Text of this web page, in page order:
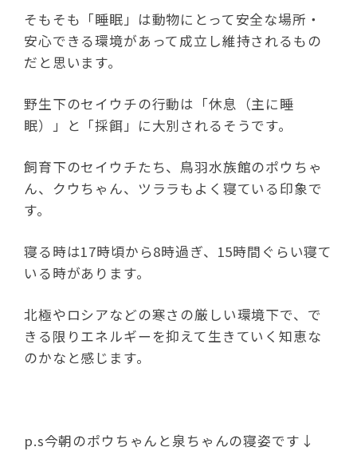
そもそも「睡眠」は動物にとって安全な場所・
安心できる環境があって成立し維持されるもの
だと思います。
野生下のセイウチの行動は「休息（主に睡
眠）」と「採餌」に大別されるそうです。
飼育下のセイウチたち、鳥羽水族館のポウちゃ
ん、クウちゃん、ツララもよく寝ている印象で
す。
寝る時は17時頃から8時過ぎ、15時間ぐらい寝て
いる時があります。
北極やロシアなどの寒さの厳しい環境下で、で
きる限りエネルギーを抑えて生きていく知恵な
のかなと感じます。
p.s今朝のポウちゃんと泉ちゃんの寝姿です↓